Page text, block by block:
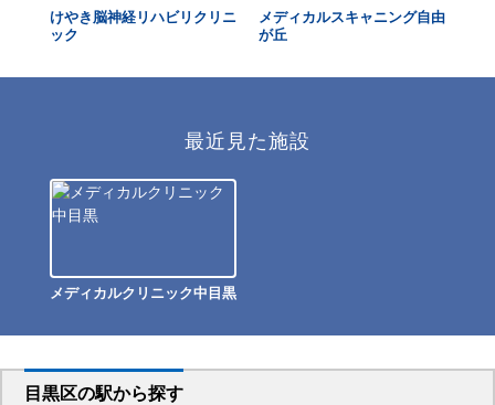
けやき脳神経リハビリクリニ
ック
メディカルスキャニング自由
が丘
最近見た施設
メディカルクリニック中目黒
目黒区の駅から探す